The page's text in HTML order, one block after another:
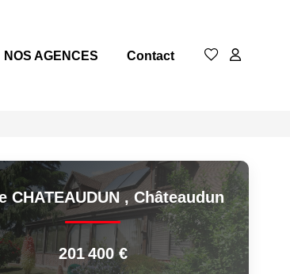
NOS AGENCES Contact
CHATEAUDUN, Châteaudun
201 400 €